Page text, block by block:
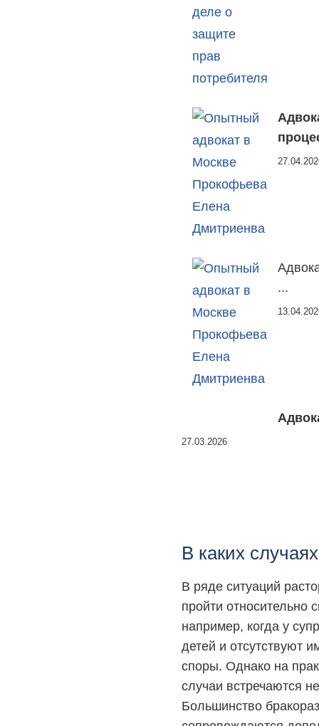
...
27.03.2026
В каких
В ряде ситуаций
пройти относительно
например, когда у
детей и отсутствуют
споры. Однако на
случаи встречаются
Большинство